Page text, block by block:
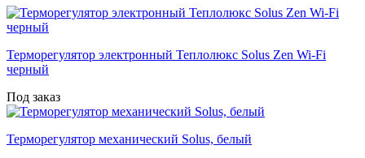
Терморегулятор электронный Теплолюкс Solus Zen Wi-Fi
черный
Под заказ
Терморегулятор механический Solus, белый